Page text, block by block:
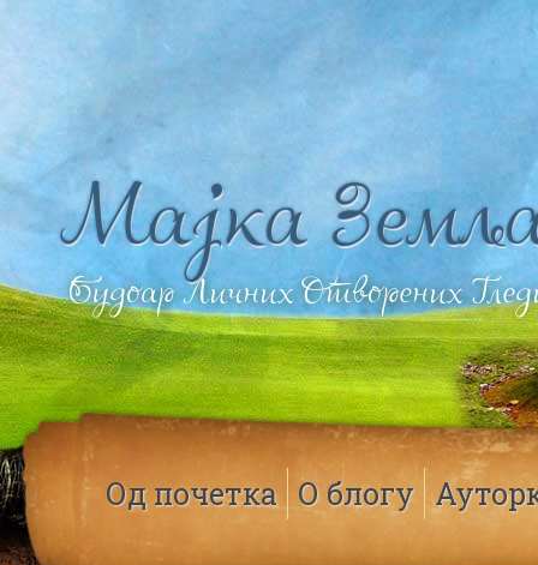
Мајка
Будоар Личних Отворених
Од почетка О блогу